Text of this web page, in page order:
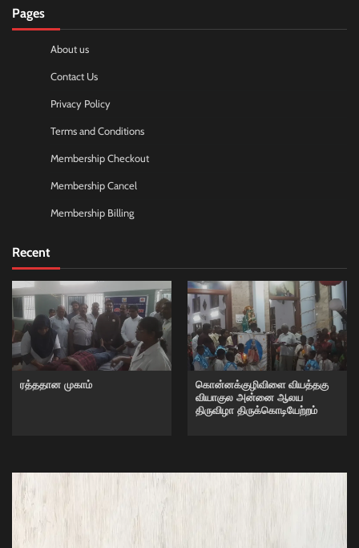
Pages
About us
Contact Us
Privacy Policy
Terms and Conditions
Membership Checkout
Membership Cancel
Membership Billing
Recent
ரத்ததான முகாம்
கொன்னக்குழிவிளை வியத்தகு
வியாகுல அன்னை ஆலய
திருவிழா திருக்கொடியேற்றம்